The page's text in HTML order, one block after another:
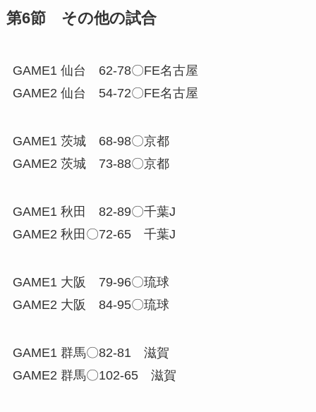
第6節 その他の試合
GAME1 仙台 62-78〇FE名古屋
GAME2 仙台 54-72〇FE名古屋
GAME1 茨城 68-98〇京都
GAME2 茨城 73-88〇京都
GAME1 秋田 82-89〇千葉J
GAME2 秋田〇72-65 千葉J
GAME1 大阪 79-96〇琉球
GAME2 大阪 84-95〇琉球
GAME1 群馬〇82-81 滋賀
GAME2 群馬〇102-65 滋賀